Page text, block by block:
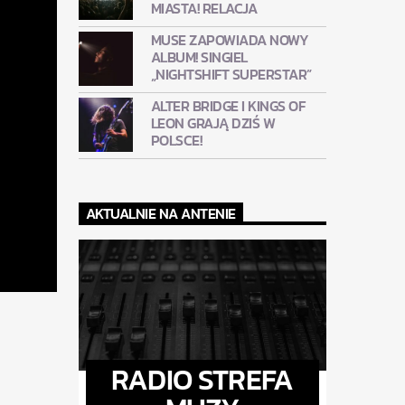
MIASTA! RELACJA
MUSE ZAPOWIADA NOWY
ALBUM! SINGIEL
„NIGHTSHIFT SUPERSTAR”
ALTER BRIDGE I KINGS OF
LEON GRAJĄ DZIŚ W
POLSCE!
AKTUALNIE NA ANTENIE
RADIO STREFA